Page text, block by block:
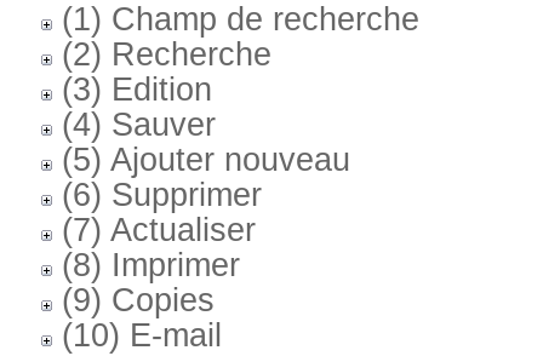
(1) Champ de recherche
(2) Recherche
(3) Edition
(4) Sauver
(5) Ajouter nouveau
(6) Supprimer
(7) Actualiser
(8) Imprimer
(9) Copies
(10) E-mail